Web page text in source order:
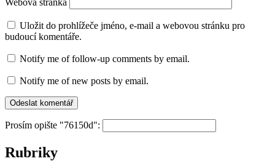
Webová stránka
Uložit do prohlížeče jméno, e-mail a webovou stránku pro
budoucí komentáře.
Notify me of follow-up comments by email.
Notify me of new posts by email.
Prosím opište "76150d":
Rubriky